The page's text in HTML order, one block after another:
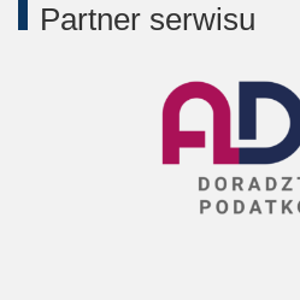
Partner serwisu